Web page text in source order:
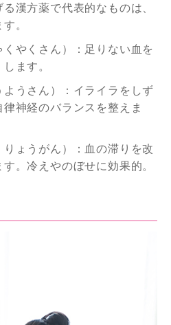
漢方薬で代表的なものは、
。
やくさん）：足りない血を
ます。
うさん）：イライラをしず
神経のバランスを整えま
ょうがん）：血の滞りを改
。冷えやのぼせに効果的。